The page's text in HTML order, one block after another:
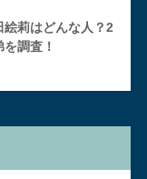
莉はどんな人？2
調査！